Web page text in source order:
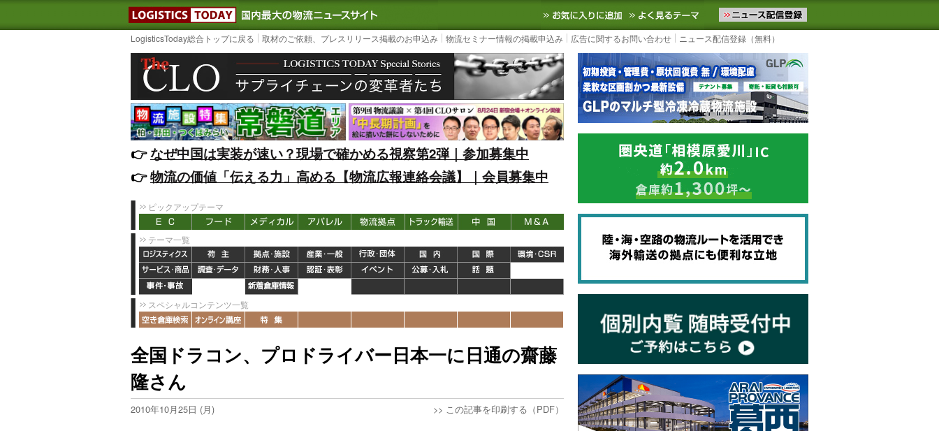
LOGISTICS TODAY｜国内最大の物流ニュースサイト3PL, SCMなど国内外の最新の物流ニュースをお届けします。物流ニュースメール配信を登録す
お気に入りに追加 よく見るテーマ
LogisticsToday総合トップに戻る 取材のご依頼、プレスリリース掲載のお申込み 物流セミナー情報の掲載申込み 広告に関するお問い合わせ ニュース配信登録（無料）
👉️なぜ中国は実装が速い？現場で確かめる視察第2弾｜参加募集中
👉️物流の価値「伝える力」高める【物流広報連絡会議】｜会員募集中
ピックアップテーマ
テーマ一覧
スペシャルコンテンツ一覧
全国ドラコン、プロドライバー日本一に日通の齋藤
隆さん
2010年10月25日 (月) >> この記事を印刷する（PDF）